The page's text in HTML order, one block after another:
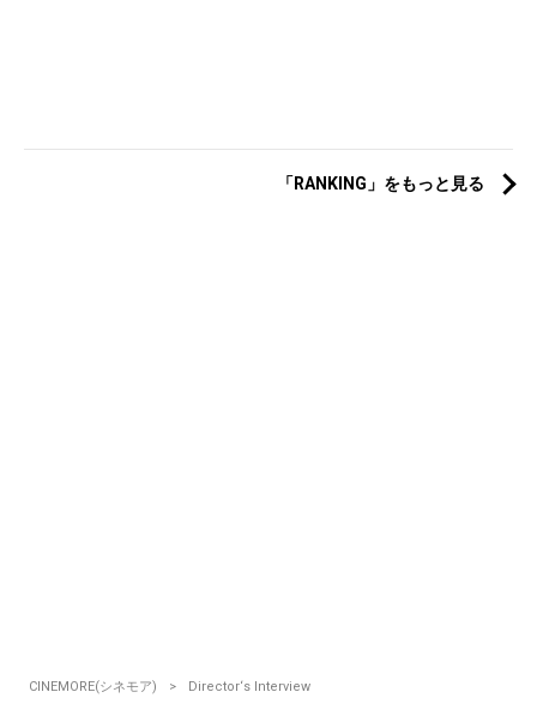
「RANKING」をもっと見る
CINEMORE(シネモア)
Director‘s Interview